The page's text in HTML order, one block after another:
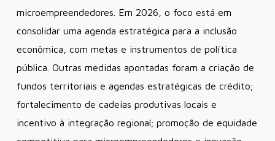
microempreendedores. Em 2026, o foco está em
consolidar uma agenda estratégica para a inclusão
econômica, com metas e instrumentos de política
pública. Outras medidas apontadas foram a criação de
fundos territoriais e agendas estratégicas de crédito;
fortalecimento de cadeias produtivas locais e
incentivo à integração regional; promoção de equidade